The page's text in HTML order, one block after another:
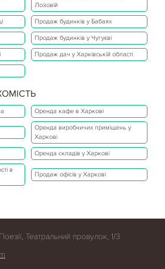
Лозовій
Продаж будинків у Бабаях
Продаж будинків у Чугуєві
Продаж дач у Харківській області
Оренда кафе в Харкові
Оренда виробничих приміщень у
Харкові
Оренда складів у Харкові
в
Продаж офісів у Харкові
Театральний провулок, 1/3